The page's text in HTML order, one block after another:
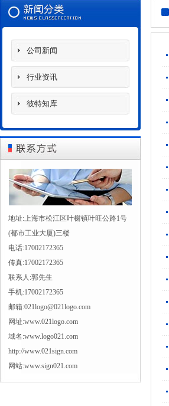
公司新闻
行业资讯
彼特知库
地址:上海市松江区叶榭镇叶旺公路1号
(都市工业大厦)三楼
电话:17002172365
传真:17002172365
联系人:郭先生
手机:17002172365
邮箱:021logo@021logo.com
网址:www.021logo.com
域名:www.logo021.com
http://www.021sign.com
网站:www.sign021.com